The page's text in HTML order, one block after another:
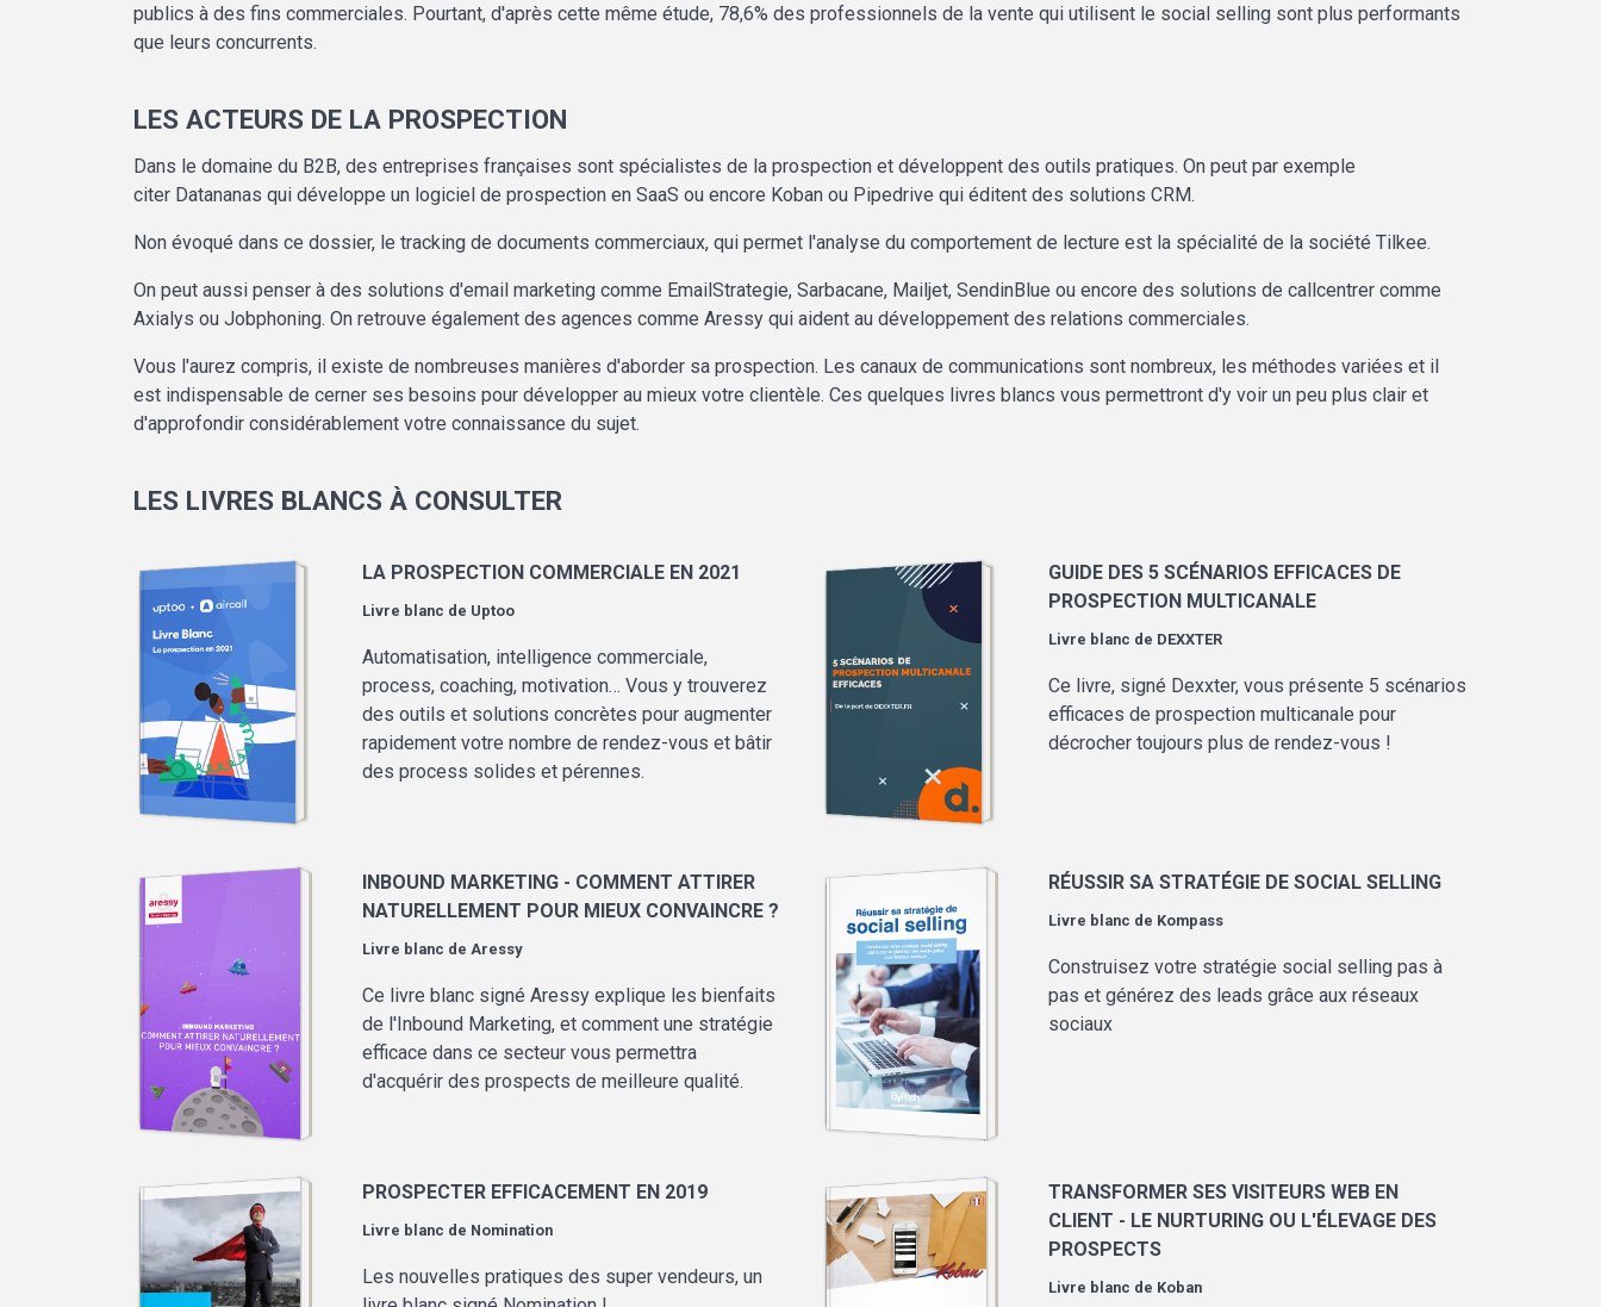
publics à des fins commerciales. Pourtant, d'après cette même étude, 78,6% des professionnels de la vente qui utilisent le social selling sont plus performants
que leurs concurrents.
LES ACTEURS DE LA PROSPECTION
Dans le domaine du B2B, des entreprises françaises sont spécialistes de la prospection et développent des outils pratiques. On peut par exemple
citer Datananas qui développe un logiciel de prospection en SaaS ou encore Koban ou Pipedrive qui éditent des solutions CRM.
Non évoqué dans ce dossier, le tracking de documents commerciaux, qui permet l'analyse du comportement de lecture est la spécialité de la société Tilkee.
On peut aussi penser à des solutions d'email marketing comme EmailStrategie, Sarbacane, Mailjet, SendinBlue ou encore des solutions de callcentrer comme
Axialys ou Jobphoning. On retrouve également des agences comme Aressy qui aident au développement des relations commerciales.
Vous l'aurez compris, il existe de nombreuses manières d'aborder sa prospection. Les canaux de communications sont nombreux, les méthodes variées et il
est indispensable de cerner ses besoins pour développer au mieux votre clientèle. Ces quelques livres blancs vous permettront d'y voir un peu plus clair et
d'approfondir considérablement votre connaissance du sujet.
LES LIVRES BLANCS À CONSULTER
LA PROSPECTION COMMERCIALE EN 2021
Livre blanc de Uptoo
Automatisation, intelligence commerciale,
process, coaching, motivation… Vous y trouverez
des outils et solutions concrètes pour augmenter
rapidement votre nombre de rendez-vous et bâtir
des process solides et pérennes.
GUIDE DES 5 SCÉNARIOS EFFICACES DE
PROSPECTION MULTICANALE
Livre blanc de DEXXTER
Ce livre, signé Dexxter, vous présente 5 scénarios
efficaces de prospection multicanale pour
décrocher toujours plus de rendez-vous !
INBOUND MARKETING - COMMENT ATTIRER
NATURELLEMENT POUR MIEUX CONVAINCRE ?
Livre blanc de Aressy
Ce livre blanc signé Aressy explique les bienfaits
de l'Inbound Marketing, et comment une stratégie
efficace dans ce secteur vous permettra
d'acquérir des prospects de meilleure qualité.
RÉUSSIR SA STRATÉGIE DE SOCIAL SELLING
Livre blanc de Kompass
Construisez votre stratégie social selling pas à
pas et générez des leads grâce aux réseaux
sociaux
PROSPECTER EFFICACEMENT EN 2019
Livre blanc de Nomination
Les nouvelles pratiques des super vendeurs, un
TRANSFORMER SES VISITEURS WEB EN
CLIENT - LE NURTURING OU L'ÉLEVAGE DES
PROSPECTS
Livre blanc de Koban